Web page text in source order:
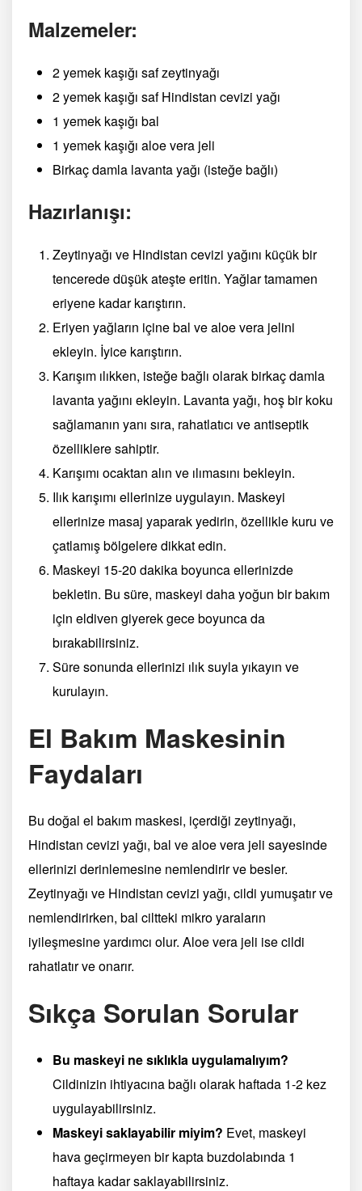
Malzemeler:
2 yemek kaşığı saf zeytinyağı
2 yemek kaşığı saf Hindistan cevizi yağı
1 yemek kaşığı bal
1 yemek kaşığı aloe vera jeli
Birkaç damla lavanta yağı (isteğe bağlı)
Hazırlanışı:
Zeytinyağı ve Hindistan cevizi yağını küçük bir
tencerede düşük ateşte eritin. Yağlar tamamen
eriyene kadar karıştırın.
Eriyen yağların içine bal ve aloe vera jelini
ekleyin. İyice karıştırın.
Karışım ılıkken, isteğe bağlı olarak birkaç damla
lavanta yağını ekleyin. Lavanta yağı, hoş bir koku
sağlamanın yanı sıra, rahatlatıcı ve antiseptik
özelliklere sahiptir.
Karışımı ocaktan alın ve ılımasını bekleyin.
Ilık karışımı ellerinize uygulayın. Maskeyi
ellerinize masaj yaparak yedirin, özellikle kuru ve
çatlamış bölgelere dikkat edin.
Maskeyi 15-20 dakika boyunca ellerinizde
bekletin. Bu süre, maskeyi daha yoğun bir bakım
için eldiven giyerek gece boyunca da
bırakabilirsiniz.
Süre sonunda ellerinizi ılık suyla yıkayın ve
kurulayın.
El Bakım Maskesinin
Faydaları
Bu doğal el bakım maskesi, içerdiği zeytinyağı,
Hindistan cevizi yağı, bal ve aloe vera jeli sayesinde
ellerinizi derinlemesine nemlendirir ve besler.
Zeytinyağı ve Hindistan cevizi yağı, cildi yumuşatır ve
nemlendirirken, bal ciltteki mikro yaraların
iyileşmesine yardımcı olur. Aloe vera jeli ise cildi
rahatlatır ve onarır.
Sıkça Sorulan Sorular
Bu maskeyi ne sıklıkla uygulamalıyım?
Cildinizin ihtiyacına bağlı olarak haftada 1-2 kez
uygulayabilirsiniz.
Maskeyi saklayabilir miyim? Evet, maskeyi
hava geçirmeyen bir kapta buzdolabında 1
haftaya kadar saklayabilirsiniz.